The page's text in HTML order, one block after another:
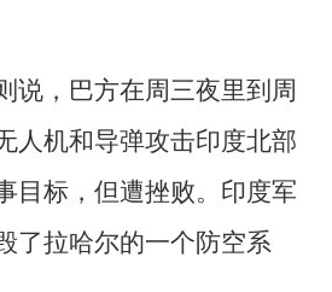
说，巴方在周三夜里到周
人机和导弹攻击印度北部
目标，但遭挫败。印度军
了拉哈尔的一个防空系